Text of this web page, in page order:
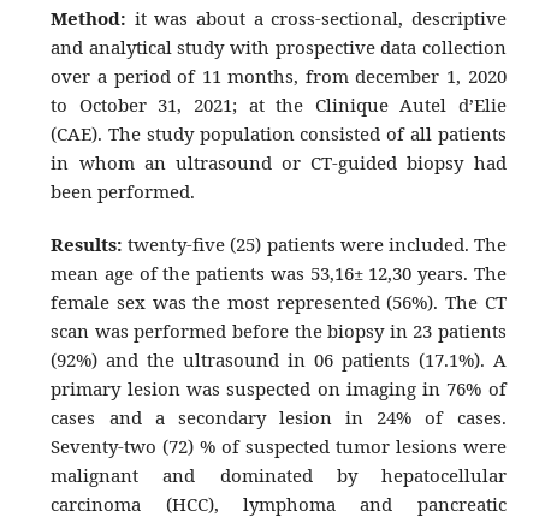
Method: it was about a cross-sectional, descriptive
and analytical study with prospective data collection
over a period of 11 months, from december 1, 2020
to October 31, 2021; at the Clinique Autel d’Elie
(CAE). The study population consisted of all patients
in whom an ultrasound or CT-guided biopsy had
been performed.
Results: twenty-five (25) patients were included. The
mean age of the patients was 53,16± 12,30 years. The
female sex was the most represented (56%). The CT
scan was performed before the biopsy in 23 patients
(92%) and the ultrasound in 06 patients (17.1%). A
primary lesion was suspected on imaging in 76% of
cases and a secondary lesion in 24% of cases.
Seventy-two (72) % of suspected tumor lesions were
malignant and dominated by hepatocellular
carcinoma (HCC), lymphoma and pancreatic